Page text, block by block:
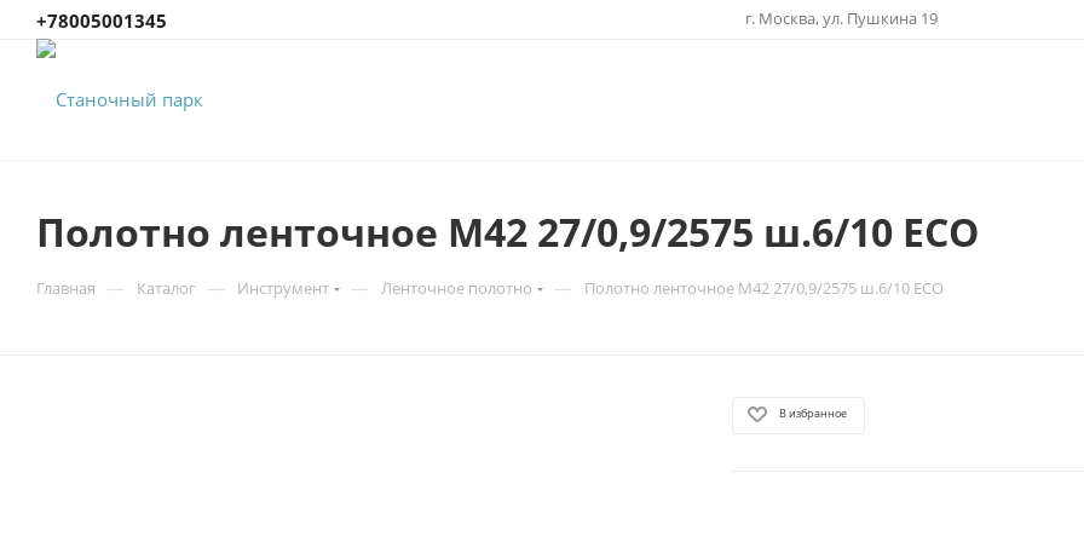
+78005001345 г. Москва, ул. Пушкина 19
Полотно ленточное М42 27/0,9/2575 ш.6/10 ECO
Главная — Каталог — Инструмент — Ленточное полотно — Полотно ленточное М42 27/0,9/2575 ш.6/10 ECO
В избранное